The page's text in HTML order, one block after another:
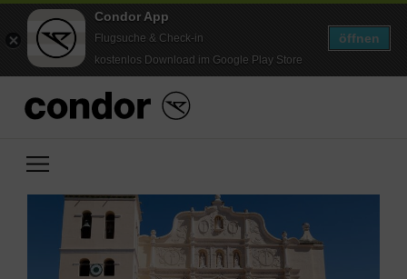
Condor App
Flugsuche & Check-in
kostenlos Download im Google Play Store
öffnen